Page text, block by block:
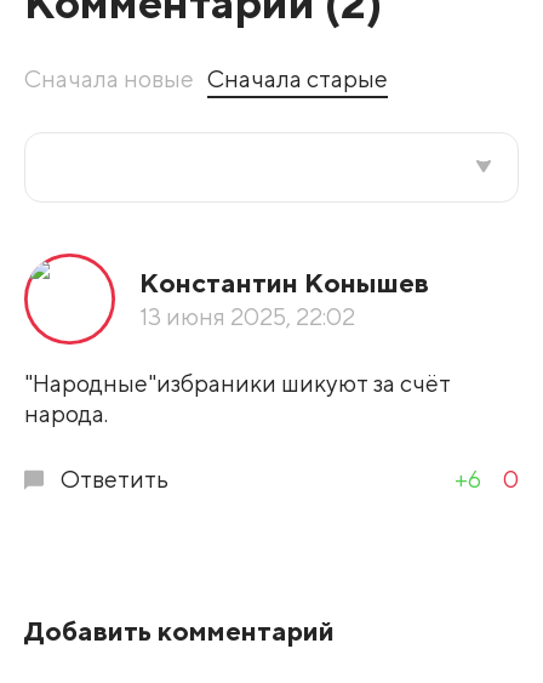
Сначала новые Сначала старые
По рейтингу
Развернуть все
Константин Конышев
13 июня 2025, 22:02
"Народные"избраники шикуют за счёт
народа.
Ответить +6 0
Добавить комментарий